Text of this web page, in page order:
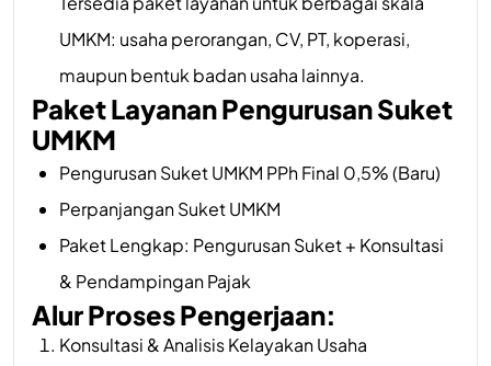
UMKM: usaha perorangan, CV, PT, koperasi,
maupun bentuk badan usaha lainnya.
Paket Layanan Pengurusan Suket
UMKM
Pengurusan Suket UMKM PPh Final 0,5% (Baru)
Perpanjangan Suket UMKM
Paket Lengkap: Pengurusan Suket + Konsultasi
& Pendampingan Pajak
Alur Proses Pengerjaan:
Konsultasi & Analisis Kelayakan Usaha